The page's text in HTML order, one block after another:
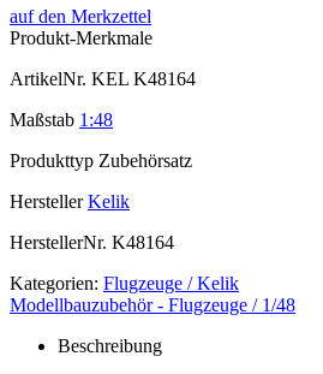
auf den Merkzettel
Produkt-Merkmale
ArtikelNr. KEL K48164
Maßstab 1:48
Produkttyp Zubehörsatz
Hersteller Kelik
HerstellerNr. K48164
Kategorien: Flugzeuge / Kelik
Modellbauzubehör - Flugzeuge / 1/48
Beschreibung